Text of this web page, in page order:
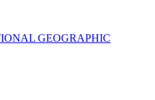
GEOGRAPHIC